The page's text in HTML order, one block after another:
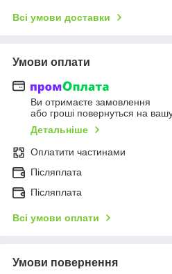
Всі умови доставки
Умови оплати
Ви отримаєте замовлення
або гроші повернуться на
Детальніше
Оплатити частинами
Післяплата
Післяплата
Всі умови оплати
Умови повернення